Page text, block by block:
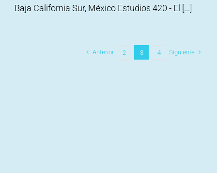
Baja California Sur, México Estudios 420 - El [...]
Anterior 2 3 4 Siguiente